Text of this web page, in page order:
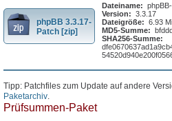
phpBB 3.3.17-
Patch [zip]
Dateiname:
Version: 3.3.17
Dateigröße: 6.93
MD5-Summe:
SHA256-Summe:
Tipp: Patchfiles zum Update auf andere
Paketarchiv
Prüfsummen-Paket